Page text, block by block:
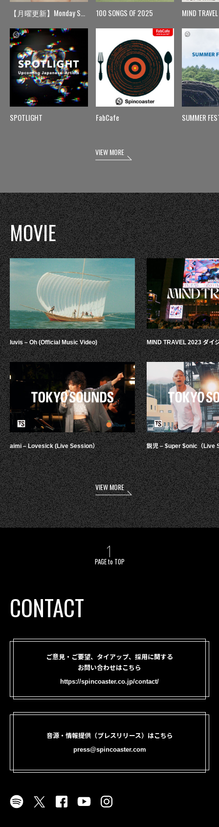
【月曜更新】Monday Spin
SPOTLIGHT
100 SONGS OF 2025
FabCafe
MIND TRAVEL
SUMMER
VIEW MORE
MOVIE
luvis – Oh (Official Music Video)
aimi – Lovesick (Live Session）
MIND TRAVEL 2023 ダイ
鋭児 – $uper $onic（Live
VIEW MORE
PAGE to TOP
CONTACT
ご意見・ご要望、タイアップ、採用に関する
お問い合わせはこちら
https://spincoaster.co.jp/contact/
音源・情報提供（プレスリリース）はこちら
press@spincoaster.com